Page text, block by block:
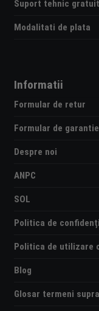
Suport tehnic gratuit
Modalitati de plata
Informatii
Formular de retur
Formular de garantie
Despre noi
ANPC
SOL
Politica de
Politica de utilizare
Blog
Glosar termeni